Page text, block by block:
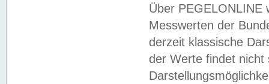
Über PEGELONLINE
Messwerten der
derzeit klassische
der Werte findet